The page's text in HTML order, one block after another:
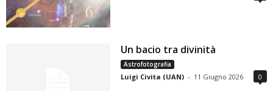
Un bacio tra divinità
Astrofotografia
Luigi Civita (UAN) - 11 Giugno 2026 0